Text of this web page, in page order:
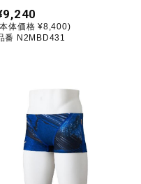
体価格 ¥8,400)
番 N2MBD431